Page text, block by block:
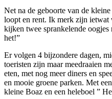
Net na de geboorte van de
loopt en rent. Ik merk zijn ietwat
kijken twee sprankelende
het!”
Er volgen 4 bijzondere dagen,
toeristen zijn maar meedraaien
eten, met nog meer diners en
en mooie groene parken. Met
kleine Boaz en een heleboel ”